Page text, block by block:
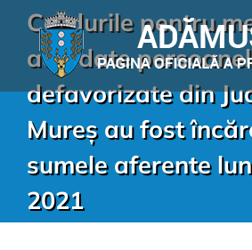
Cardurile pentru
acordate
defavorizate din
Mureș au fost
sumele aferente
2021